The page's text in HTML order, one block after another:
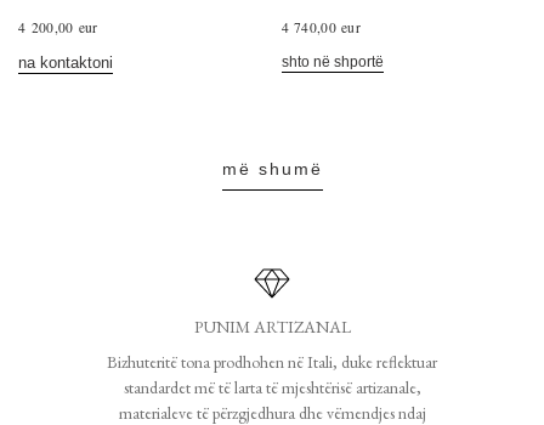
4 200,00 eur
na kontaktoni
4 740,00 eur
shto në shportë
më shumë
PUNIM ARTIZANAL
Bizhuteritë tona prodhohen në Itali, duke reflektuar
standardet më të larta të mjeshtërisë artizanale,
materialeve të përzgjedhura dhe vëmendjes ndaj